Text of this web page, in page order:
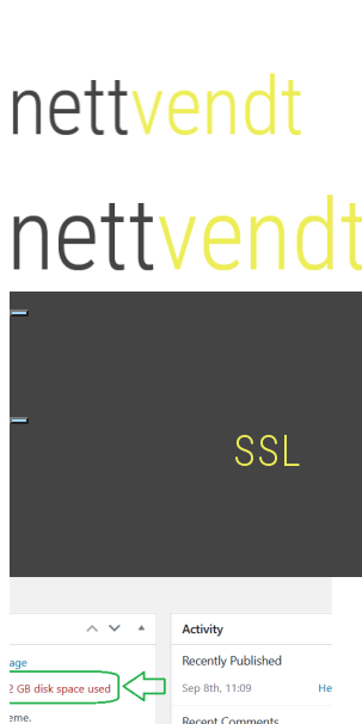
SSL